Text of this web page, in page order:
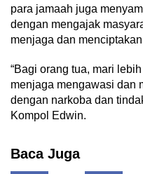
para jamaah juga
dengan mengajak
menjaga dan
“Bagi orang tua, mari
menjaga mengawasi dan
dengan narkoba dan
Kompol Edwin.
Baca Juga